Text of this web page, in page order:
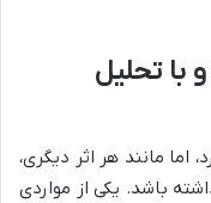
تحلیل
مانند هر اثر دیگری،
باشد. یکی از مواردی